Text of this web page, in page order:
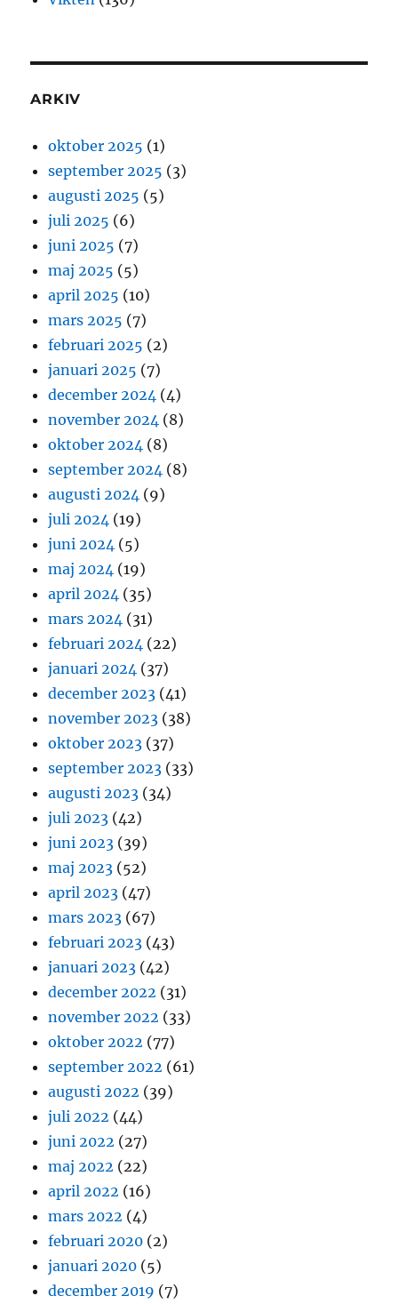
ARKIV
oktober 2025 (1)
september 2025 (3)
augusti 2025 (5)
juli 2025 (6)
juni 2025 (7)
maj 2025 (5)
april 2025 (10)
mars 2025 (7)
februari 2025 (2)
januari 2025 (7)
december 2024 (4)
november 2024 (8)
oktober 2024 (8)
september 2024 (8)
augusti 2024 (9)
juli 2024 (19)
juni 2024 (5)
maj 2024 (19)
april 2024 (35)
mars 2024 (31)
februari 2024 (22)
januari 2024 (37)
december 2023 (41)
november 2023 (38)
oktober 2023 (37)
september 2023 (33)
augusti 2023 (34)
juli 2023 (42)
juni 2023 (39)
maj 2023 (52)
april 2023 (47)
mars 2023 (67)
februari 2023 (43)
januari 2023 (42)
december 2022 (31)
november 2022 (33)
oktober 2022 (77)
september 2022 (61)
augusti 2022 (39)
juli 2022 (44)
juni 2022 (27)
maj 2022 (22)
april 2022 (16)
mars 2022 (4)
februari 2020 (2)
januari 2020 (5)
december 2019 (7)